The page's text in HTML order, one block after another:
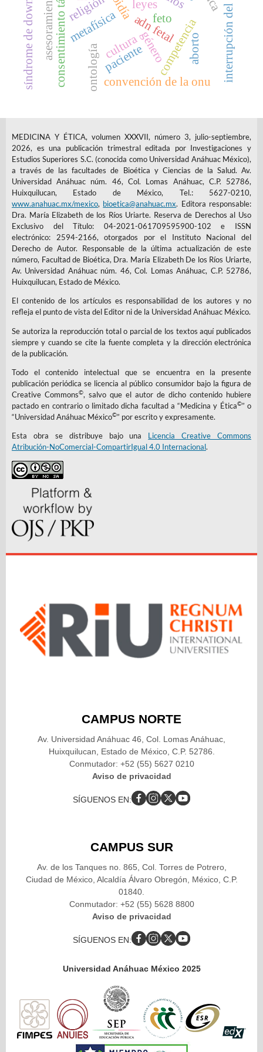
género
religión
cultura
consentimiento tácito competencia
convención de la onu
asesoramiento adn fetal
síndrome de down metafísica
ontología aborto
leyes
feto
paciente
MEDICINA Y ÉTICA, volumen XXXVII, número 3, julio-septiembre,
2026, es una publicación trimestral editada por Investigaciones y
Estudios Superiores S.C. (conocida como Universidad Anáhuac México),
a través de las facultades de Bioética y Ciencias de la Salud. Av.
Universidad Anáhuac núm. 46, Col. Lomas Anáhuac, C.P. 52786,
Huixquilucan, Estado de México, Tel.: 5627-0210,
www.anahuac.mx/mexico, bioetica@anahuac.mx. Editora responsable:
Dra. María Elizabeth de los Ríos Uriarte. Reserva de Derechos al Uso
Exclusivo del Título: 04-2021-061709595900-102 e ISSN
electrónico: 2594-2166, otorgados por el Instituto Nacional del
Derecho de Autor. Responsable de la última actualización de este
número, Facultad de Bioética, Dra. María Elizabeth De los Ríos Uriarte,
Av. Universidad Anáhuac núm. 46, Col. Lomas Anáhuac, C.P. 52786,
Huixquilucan, Estado de México.
El contenido de los artículos es responsabilidad de los autores y no
refleja el punto de vista del Editor ni de la Universidad Anáhuac México.
Se autoriza la reproducción total o parcial de los textos aquí publicados
siempre y cuando se cite la fuente completa y la dirección electrónica
de la publicación.
Todo el contenido intelectual que se encuentra en la presente
publicación periódica se licencia al público consumidor bajo la figura de
Creative Commons©, salvo que el autor de dicho contenido hubiere
pactado en contrario o limitado dicha facultad a “Medicina y Ética©” o
“Universidad Anáhuac México©” por escrito y expresamente.
Esta obra se distribuye bajo una Licencia Creative Commons
Atribución-NoComercial-CompartirIgual 4.0 Internacional.
CAMPUS NORTE
Av. Universidad Anáhuac 46, Col. Lomas Anáhuac,
Huixquilucan, Estado de México, C.P. 52786.
Conmutador: +52 (55) 5627 0210
Aviso de privacidad
SÍGUENOS EN:
CAMPUS SUR
Av. de los Tanques no. 865, Col. Torres de Potrero,
Ciudad de México, Alcaldía Álvaro Obregón, México, C.P.
01840.
Conmutador: +52 (55) 5628 8800
Aviso de privacidad
SÍGUENOS EN:
Universidad Anáhuac México 2025